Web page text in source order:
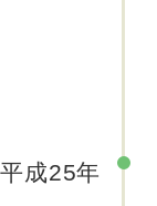
平成25年